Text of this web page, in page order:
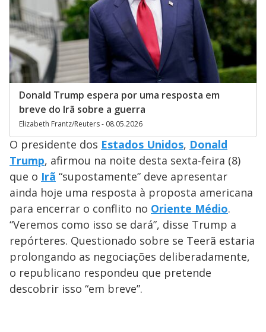
Donald Trump espera por uma resposta em
breve do Irã sobre a guerra
Elizabeth Frantz/Reuters - 08.05.2026
O presidente dos Estados Unidos, Donald
Trump, afirmou na noite desta sexta-feira (8)
que o Irã “supostamente” deve apresentar
ainda hoje uma resposta à proposta americana
para encerrar o conflito no Oriente Médio.
“Veremos como isso se dará”, disse Trump a
repórteres. Questionado sobre se Teerã estaria
prolongando as negociações deliberadamente,
o republicano respondeu que pretende
descobrir isso “em breve”.